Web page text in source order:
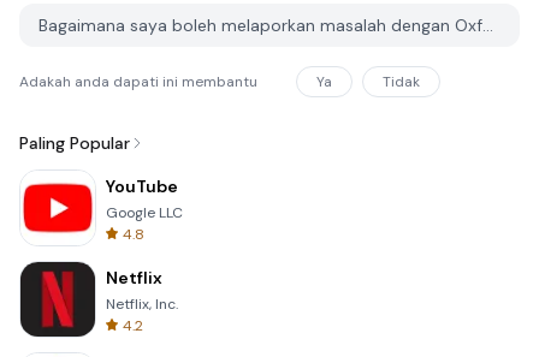
Bagaimana saya boleh melaporkan masalah dengan Oxford English Etymology di PGYER APK HUB?
Adakah anda dapati ini membantu Ya Tidak
Paling Popular
YouTube
Google LLC
4.8
Netflix
Netflix, Inc.
4.2